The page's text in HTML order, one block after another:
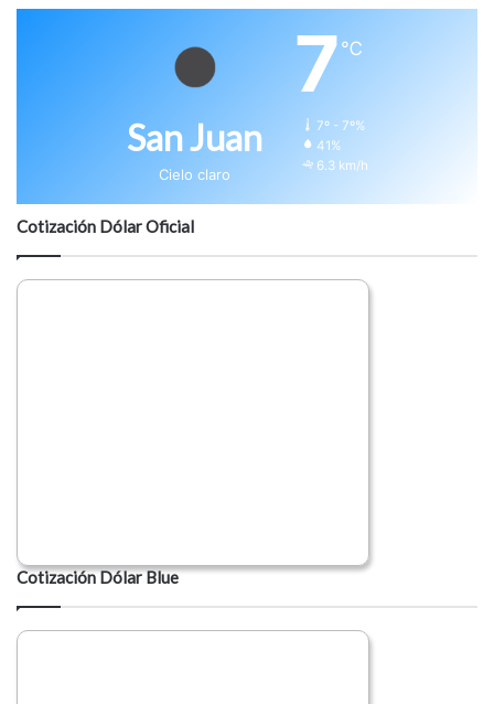
San Juan
Cielo claro
7 ℃
7º - 7º%
41%
6.3 km/h
Cotización Dólar Oficial
Cotización Dólar Blue